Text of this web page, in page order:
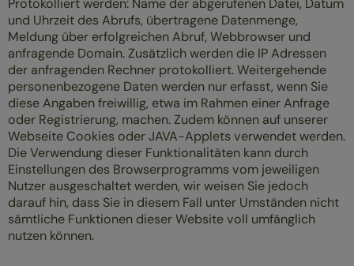
Protokolliert werden: Name der abgerufenen Datei, Datum
und Uhrzeit des Abrufs, übertragene Datenmenge,
Meldung über erfolgreichen Abruf, Webbrowser und
anfragende Domain. Zusätzlich werden die IP Adressen
der anfragenden Rechner protokolliert. Weitergehende
personenbezogene Daten werden nur erfasst, wenn Sie
diese Angaben freiwillig, etwa im Rahmen einer Anfrage
oder Registrierung, machen. Zudem können auf unserer
Webseite Cookies oder JAVA-Applets verwendet werden.
Die Verwendung dieser Funktionalitäten kann durch
Einstellungen des Browserprogramms vom jeweiligen
Nutzer ausgeschaltet werden, wir weisen Sie jedoch
darauf hin, dass Sie in diesem Fall unter Umständen nicht
sämtliche Funktionen dieser Website voll umfänglich
nutzen können.